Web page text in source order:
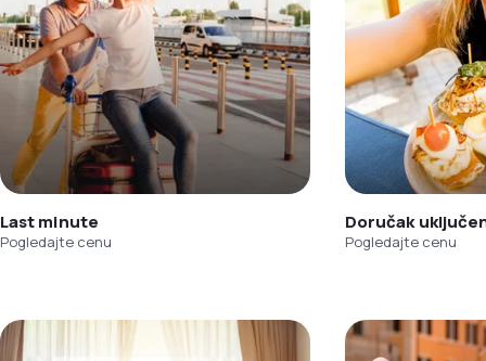
Last minute
Pogledajte cenu
Doručak
Pogledajte cenu